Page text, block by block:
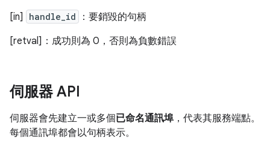
[in] handle_id
：要銷毀的句柄
[retval]：成功則為 0，否則為負數錯誤
伺服器 API
伺服器會先建立一或多個已命名通訊埠 ，代表其服務端點。
每個通訊埠都會以句柄表示。